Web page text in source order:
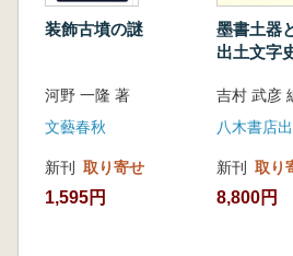
装飾古墳の謎
河野 一隆 著
文藝春秋
新刊 取り寄せ
1,595円
墨書土器
出土文字
吉村 武彦
八木書店
新刊 取り
8,800円